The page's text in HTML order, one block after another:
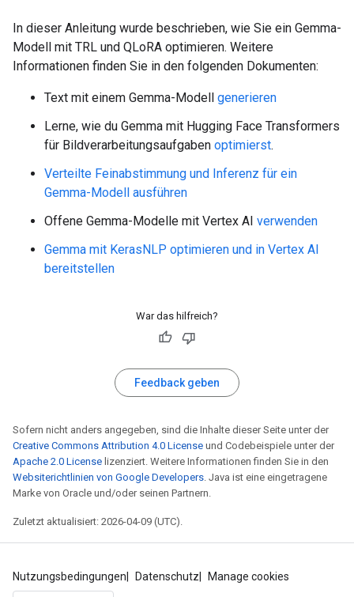
DELETE FROM broadband_plans
In dieser Anleitung wurde beschrieben, wie Sie ein Gemma-
Modell mit TRL und QLoRA optimieren. Weitere
Informationen finden Sie in den folgenden Dokumenten:
Text mit einem Gemma-Modell generieren
Lerne, wie du Gemma mit Hugging Face Transformers
für Bildverarbeitungsaufgaben optimierst.
Verteilte Feinabstimmung und Inferenz für ein
Gemma-Modell ausführen
Offene Gemma-Modelle mit Vertex AI verwenden
Gemma mit KerasNLP optimieren und in Vertex AI
bereitstellen
War das hilfreich?
Feedback geben
Sofern nicht anders angegeben, sind die Inhalte dieser Seite unter der
Creative Commons Attribution 4.0 License und Codebeispiele unter der
Apache 2.0 License lizenziert. Weitere Informationen finden Sie in den
Websiterichtlinien von Google Developers. Java ist eine eingetragene
Marke von Oracle und/oder seinen Partnern.
Zuletzt aktualisiert: 2026-04-09 (UTC).
Nutzungsbedingungen Datenschutz Manage cookies